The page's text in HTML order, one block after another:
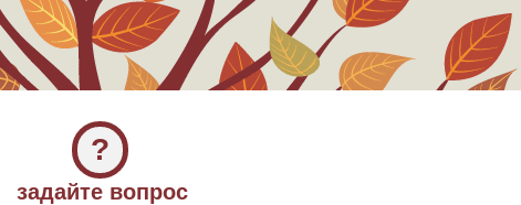
?
задайте вопрос